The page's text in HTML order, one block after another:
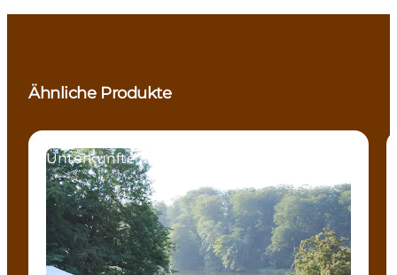
Ähnliche Produkte
Unterkünfte